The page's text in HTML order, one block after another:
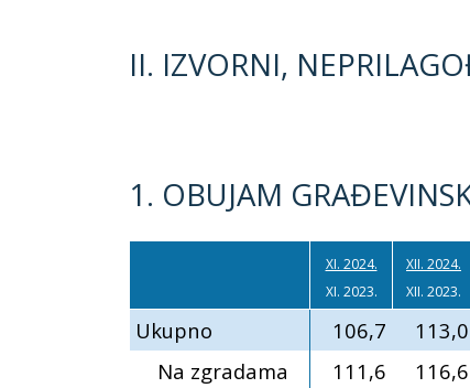
II. IZVORNI,
1. OBUJAM
XI. 2024.
XI. 2023.
XII. 2024.
XII. 2023.
Ukupno 106,7 113,0
Na zgradama
111,6 116,6